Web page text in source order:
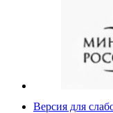
Версия для